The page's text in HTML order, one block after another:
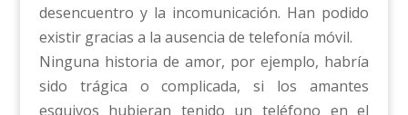
desencuentro y la incomunicación. Han podido
existir gracias a la ausencia de telefonía móvil.
Ninguna historia de amor, por ejemplo, habría
sido trágica o complicada, si los amantes
esquivos hubieran tenido un teléfono en el